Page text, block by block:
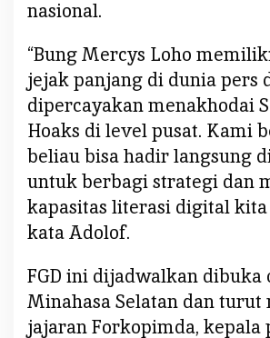
nasional.
“Bung Mercys Loho
jejak panjang di dunia pers
dipercayakan menakhodai
Hoaks di level pusat. Kami
beliau bisa hadir langsung
untuk berbagi strategi dan
kapasitas literasi digital kita
kata Adolof.
FGD ini dijadwalkan dibuka
Minahasa Selatan dan turut
jajaran Forkopimda, kepala